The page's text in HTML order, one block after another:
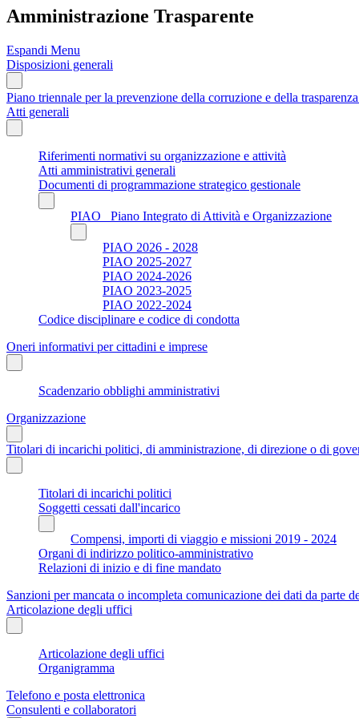
Amministrazione Trasparente
Espandi Menu
Disposizioni generali
Piano triennale per la prevenzione della corruzione e della
Atti generali
Riferimenti normativi su organizzazione e attività
Atti amministrativi generali
Documenti di programmazione strategico gestionale
PIAO_ Piano Integrato di Attività e Organizzazione
PIAO 2026 - 2028
PIAO 2025-2027
PIAO 2024-2026
PIAO 2023-2025
PIAO 2022-2024
Codice disciplinare e codice di condotta
Oneri informativi per cittadini e imprese
Scadenzario obblighi amministrativi
Organizzazione
Titolari di incarichi politici, di amministrazione, di direzione o di
Titolari di incarichi politici
Soggetti cessati dall'incarico
Compensi, importi di viaggio e missioni 2019 - 2024
Organi di indirizzo politico-amministrativo
Relazioni di inizio e di fine mandato
Sanzioni per mancata o incompleta comunicazione dei dati da
Articolazione degli uffici
Articolazione degli uffici
Organigramma
Telefono e posta elettronica
Consulenti e collaboratori